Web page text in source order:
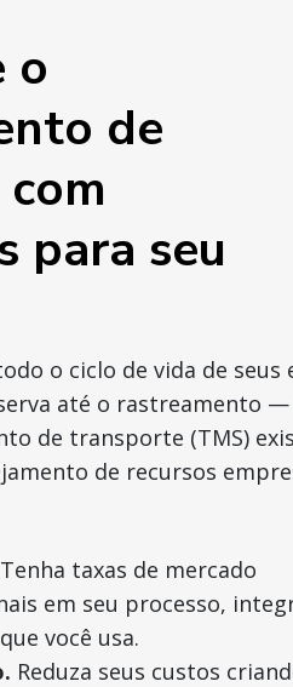
o
de
para seu
o ciclo de vida de seus
até o rastreamento —
de transporte (TMS)
de recursos
Tenha taxas de mercado
em seu processo,
você usa.
Reduza seus custos